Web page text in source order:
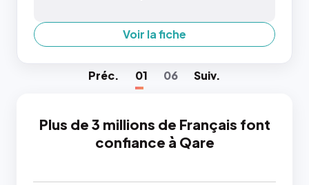
Voir la fiche
Préc. 01 06 Suiv.
Plus de 3 millions de Français font
confiance à Qare